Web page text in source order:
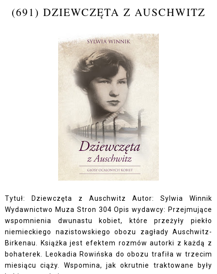
(691) DZIEWCZĘTA Z AUSCHWITZ
Tytuł: Dziewczęta z Auschwitz Autor: Sylwia Winnik
Wydawnictwo Muza Stron 304 Opis wydawcy: Przejmujące
wspomnienia dwunastu kobiet, które przeżyły piekło
niemieckiego nazistowskiego obozu zagłady Auschwitz-
Birkenau. Książka jest efektem rozmów autorki z każdą z
bohaterek. Leokadia Rowińska do obozu trafiła w trzecim
miesiącu ciąży. Wspomina, jak okrutnie traktowane były